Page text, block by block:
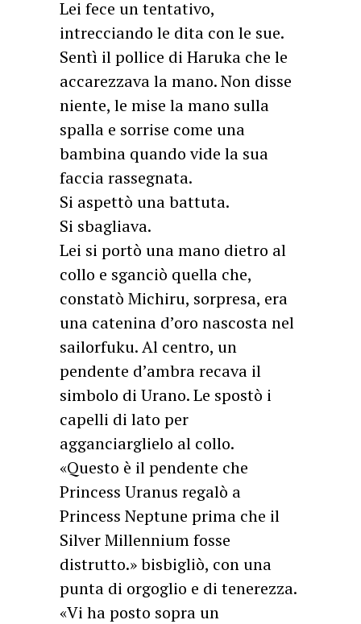
Lei fece un tentativo,
intrecciando le dita con le sue.
Sentì il pollice di Haruka che le
accarezzava la mano. Non disse
niente, le mise la mano sulla
spalla e sorrise come una
bambina quando vide la sua
faccia rassegnata.
Si aspettò una battuta.
Si sbagliava.
Lei si portò una mano dietro al
collo e sganciò quella che,
constatò Michiru, sorpresa, era
una catenina d’oro nascosta nel
sailorfuku. Al centro, un
pendente d’ambra recava il
simbolo di Urano. Le spostò i
capelli di lato per
agganciarglielo al collo.
«Questo è il pendente che
Princess Uranus regalò a
Princess Neptune prima che il
Silver Millennium fosse
distrutto.» bisbigliò, con una
punta di orgoglio e di tenerezza.
«Vi ha posto sopra un